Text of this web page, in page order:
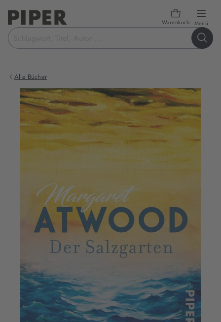
Warenkorb Menü
Suchbegriff
eingeben
Alle Bücher